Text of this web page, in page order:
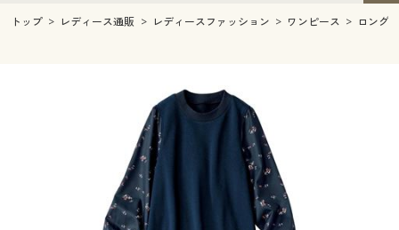
レディースファッション
インナー・下着通販すべて
ジュニア・ティーンズ下着
メンズ
キッチン・雑貨・日用品
寝具・インテリア・家具
寝具・インテリア・家具通販すべて
美容・健康通販すべて
制服・スクール
ジュニア・ティーンズ下着
キッチン・雑貨・日用品
寝具・インテリア・家具通販すべて
美容・健康通販すべて
美容・健康・サプリメント
制服・スクールすべて
大きいサイズ
トップ レディース通販 レディースファッション ワンピース ロング